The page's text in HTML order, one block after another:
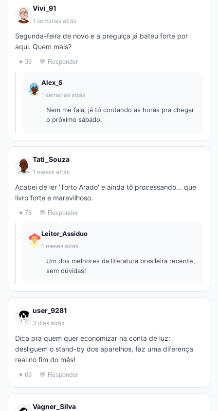
Vivi_91
1 semanas atrás
Segunda-feira de novo e a preguiça já bateu forte por
aqui. Quem mais?
♥ 39 💬 Responder
Alex_S
1 semanas atrás
Nem me fala, já tô contando as horas pra chegar
o próximo sábado.
Tati_Souza
1 meses atrás
Acabei de ler 'Torto Arado' e ainda tô processando... que
livro forte e maravilhoso.
♥ 78 💬 Responder
Leitor_Assiduo
1 meses atrás
Um dos melhores da literatura brasileira recente,
sem dúvidas!
user_9281
3 dias atrás
Dica pra quem quer economizar na conta de luz:
desliguem o stand-by dos aparelhos, faz uma diferença
real no fim do mês!
♥ 68 💬 Responder
Vagner_Silva